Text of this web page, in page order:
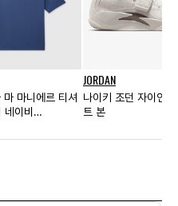
마니에르 티셔
이비
JORDAN
나이키 조던 자이언 3
트 본